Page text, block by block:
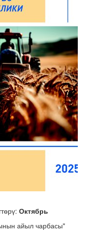
Октябрь
айыл чарбасы"